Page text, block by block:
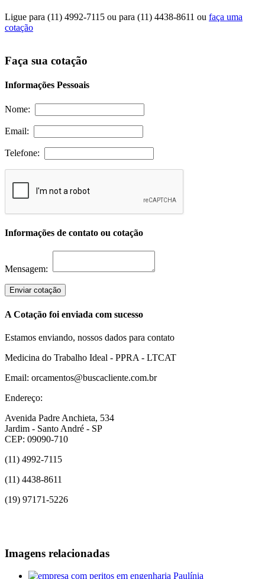
Ligue para (11) 4992-7115 ou para (11) 4438-8611 ou faça uma
cotação
Faça sua cotação
Informações Pessoais
Nome:
Email:
Telefone:
Informações de contato ou cotação
Mensagem:
Enviar cotação
A Cotação foi enviada com sucesso
Estamos enviando, nossos dados para contato
Medicina do Trabalho Ideal - PPRA - LTCAT
Email: orcamentos@buscacliente.com.br
Endereço:
Avenida Padre Anchieta, 534
Jardim - Santo André - SP
CEP: 09090-710
(11) 4992-7115
(11) 4438-8611
(19) 97171-5226
Imagens relacionadas